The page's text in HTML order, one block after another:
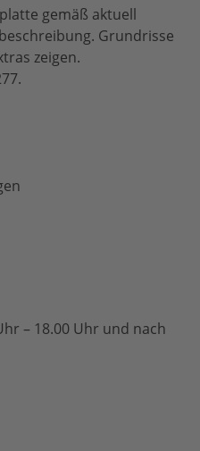
gemäß aktuell
Grundrisse
zeigen.
– 18.00 Uhr und nach